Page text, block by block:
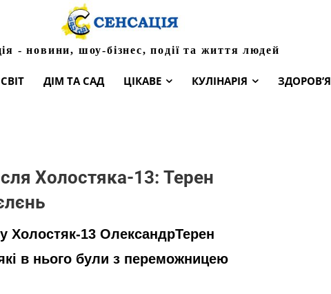
- новини, шоу-бізнес, події та життя людей
СВІТ ДІМ ТА САД ЦІКАВЕ КУЛІНАРІЯ ЗДОРОВ’Я
Холостяка-13: Терен
Холостяк-13 ОлександрТерен
в нього були з переможницею